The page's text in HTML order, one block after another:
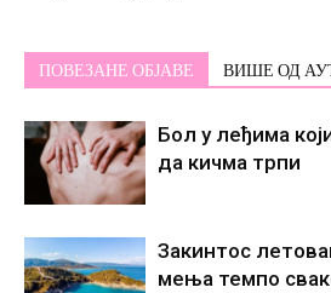
ПОВЕЗАНЕ ОБЈАВЕ ВИШЕ ОД
Бол у леђима
да кичма трпи
Закинтос
мења темпо